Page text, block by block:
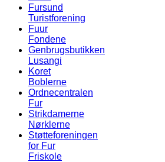
Fursund
Turistforening
Fuur
Fondene
Genbrugsbutikken
Lusangi
Koret
Boblerne
Ordnecentralen
Fur
Strikdamerne
Nørklerne
Støtteforeningen
for Fur
Friskole